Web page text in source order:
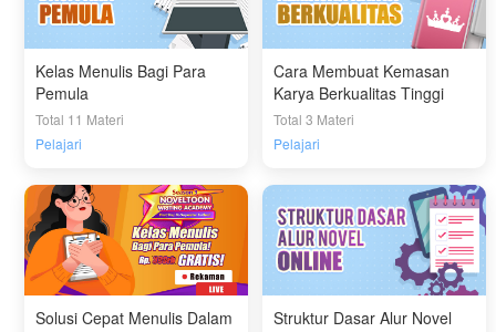
Kelas Menulis Bagi Para
Pemula
Total 11 Materi
Pelajari
Cara Membuat Kemasan
Karya Berkualitas Tinggi
Total 3 Materi
Pelajari
Solusi Cepat Menulis Dalam
Struktur Dasar Alur Novel